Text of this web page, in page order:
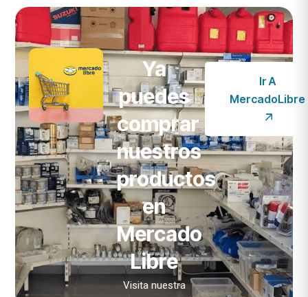
Ya
puedes
comprar
nuestros
productos
en
Mercado
Libre
Visita nuestra
Ir A
MercadoLibre